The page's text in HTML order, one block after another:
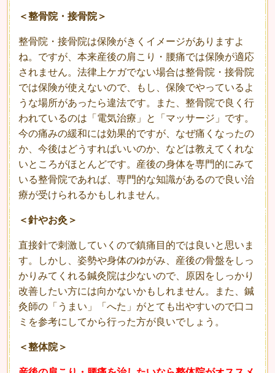
＜整骨院・接骨院＞
整骨院・接骨院は保険がきくイメージがありますよ
ね。ですが、本来産後の肩こり・腰痛では保険が適応
されません。法律上ケガでない場合は整骨院・接骨院
では保険が使えないので、もし、保険でやっているよ
うな場所があったら違法です。また、整骨院で良く行
われているのは「電気治療」と「マッサージ」です。
今の痛みの緩和には効果的ですが、なぜ痛くなったの
か、今後はどうすればいいのか、などは教えてくれな
いところがほとんどです。産後の身体を専門的にみて
いる整骨院であれば、専門的な知識があるので良い治
療が受けられるかもしれません。
＜針やお灸＞
直接針で刺激していくので鎮痛目的では良いと思いま
す。しかし、姿勢や身体のゆがみ、産後の骨盤をしっ
かりみてくれる鍼灸院は少ないので、原因をしっかり
改善したい方には向かないかもしれません。また、鍼
灸師の「うまい」「へた」がとても出やすいので口コ
ミを参考にしてから行った方が良いでしょう。
＜整体院＞